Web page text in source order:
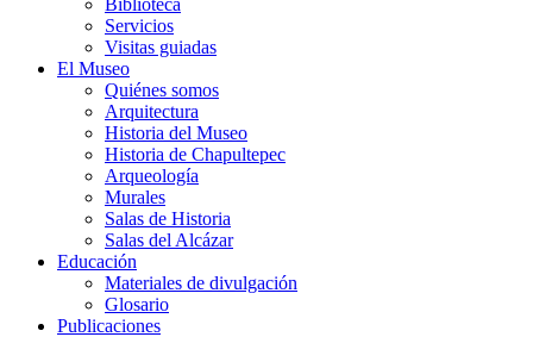
Biblioteca
Servicios
Visitas guiadas
El Museo
Quiénes somos
Arquitectura
Historia del Museo
Historia de Chapultepec
Arqueología
Murales
Salas de Historia
Salas del Alcázar
Educación
Materiales de divulgación
Glosario
Publicaciones